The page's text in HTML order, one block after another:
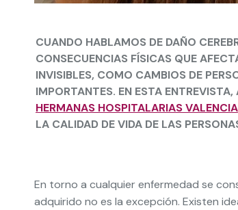
CUANDO HABLAMOS DE DAÑO
CONSECUENCIAS FÍSICAS QUE
INVISIBLES, COMO CAMBIOS DE
IMPORTANTES. EN ESTA
HERMANAS HOSPITALARIAS VALENCIA
LA CALIDAD DE VIDA DE LAS
En torno a cualquier enfermedad se
adquirido no es la excepción. Existen